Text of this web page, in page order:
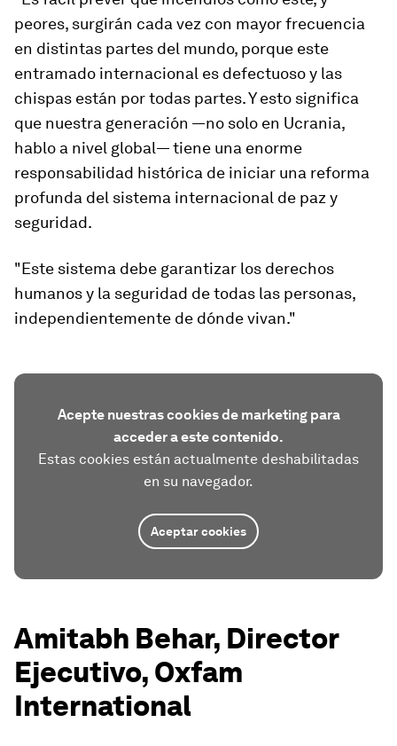
peores, surgirán cada vez con mayor frecuencia
en distintas partes del mundo, porque este
entramado internacional es defectuoso y las
chispas están por todas partes. Y esto significa
que nuestra generación —no solo en Ucrania,
hablo a nivel global— tiene una enorme
responsabilidad histórica de iniciar una reforma
profunda del sistema internacional de paz y
seguridad.
"Este sistema debe garantizar los derechos
humanos y la seguridad de todas las personas,
independientemente de dónde vivan."
Acepte nuestras cookies de marketing para
acceder a este contenido.
Estas cookies están actualmente deshabilitadas
en su navegador.
Aceptar cookies
Amitabh Behar, Director
Ejecutivo, Oxfam
International